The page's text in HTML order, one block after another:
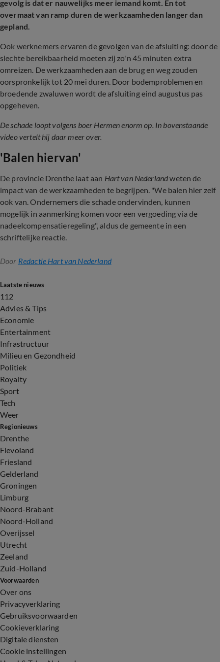
gevolg is dat er nauwelijks meer iemand komt. En tot
overmaat van ramp duren de werkzaamheden langer dan
gepland.
Ook werknemers ervaren de gevolgen van de afsluiting: door de
slechte bereikbaarheid moeten zij zo'n 45 minuten extra
omreizen. De werkzaamheden aan de brug en weg zouden
oorspronkelijk tot 20 mei duren. Door bodemproblemen en
broedende zwaluwen wordt de afsluiting eind augustus pas
opgeheven.
De schade loopt volgens boer Hermen enorm op. In bovenstaande
video vertelt hij daar meer over.
'Balen hiervan'
De provincie Drenthe laat aan Hart van Nederlandweten de
impact van de werkzaamheden te begrijpen. "We balen hier zelf
ook van. Ondernemers die schade ondervinden, kunnen
mogelijk in aanmerking komen voor een vergoeding via de
nadeelcompensatieregeling", aldus de gemeente in een
schriftelijke reactie.
Door Redactie Hart van Nederland
Laatste nieuws
112
Advies & Tips
Economie
Entertainment
Infrastructuur
Milieu en Gezondheid
Politiek
Royalty
Sport
Tech
Weer
Regionieuws
Drenthe
Flevoland
Friesland
Gelderland
Groningen
Limburg
Noord-Brabant
Noord-Holland
Overijssel
Utrecht
Zeeland
Zuid-Holland
Voorwaarden
Over ons
Privacyverklaring
Gebruiksvoorwaarden
Cookieverklaring
Digitale diensten
Cookie instellingen